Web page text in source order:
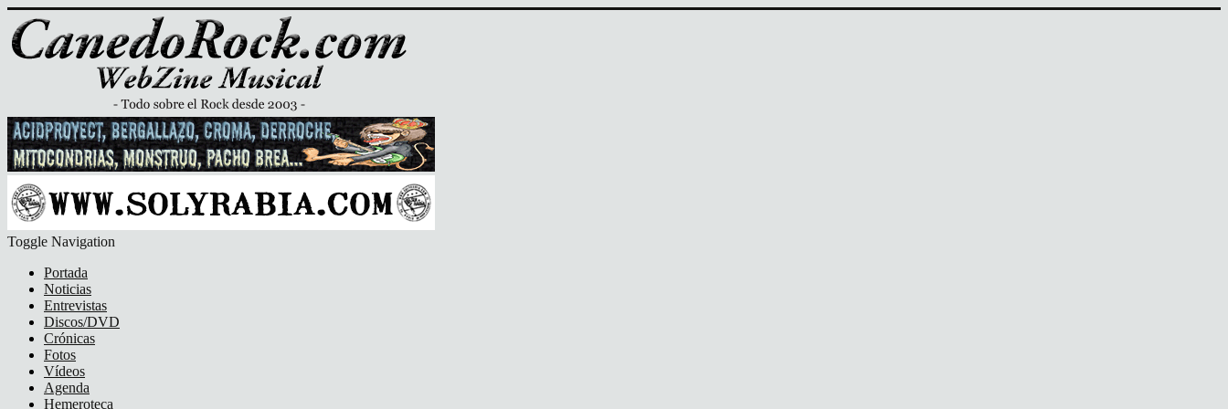
Toggle Navigation
Portada
Noticias
Entrevistas
Discos/DVD
Crónicas
Fotos
Vídeos
Agenda
Hemeroteca